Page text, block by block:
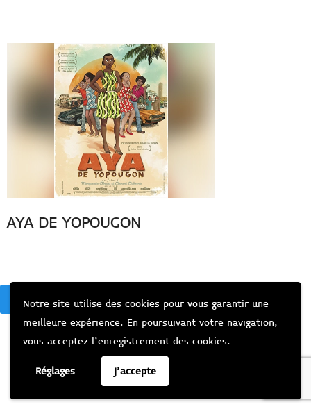
Notre site utilise des cookies pour vous garantir une
meilleure expérience. En poursuivant votre navigation,
vous acceptez l’enregistrement des cookies.
Réglages J'accepte
AYA DE YOPOUGON
BACK